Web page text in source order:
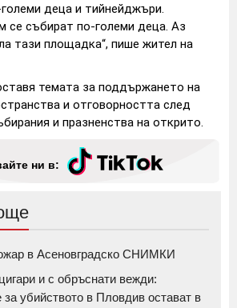
деца и тийнейджъри.
се събират по-големи деца. Аз
тази площадка“, пише жител на
темата за поддържането на
и отговорността след
и празненства на открито.
ни в:
в Асеновградско СНИМКИ
и с обръснати вежди:
убийството в Пловдив остават в